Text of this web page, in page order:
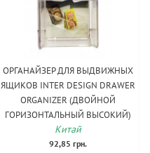
ОРГАНАЙЗЕР ДЛЯ ВЫДВИЖНЫХ
ЯЩИКОВ INTER DESIGN DRAWER
ORGANIZER (ДВОЙНОЙ
ГОРИЗОНТАЛЬНЫЙ ВЫСОКИЙ)
Китай
92,85 грн.